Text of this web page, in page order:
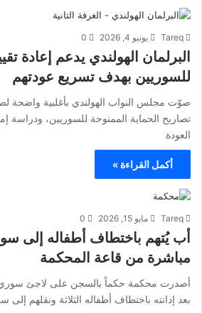
Tareq يونيو 4, 2026 0
البرلمان الهولندي يدعم إعادة
للسوريين بهدف تسريع عودتهم
صوّت مجلس النواب الهولندي بأغلبية واضحة
تصاريح الحماية الممنوحة للسوريين، ودراسة
العودة
أكمل القراءة »
Tareq مايو 15, 2026 0
أب يُتهم باختطاف أطفاله إلى
مباشرة من قاعة المحكمة
بعد إدانته باختطاف أطفاله الثلاثة ونقلهم إلى